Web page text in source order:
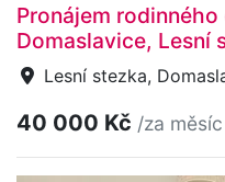
Pronájem
Domaslavice, Lesní
Lesní stezka,
40 000 Kč /za měsíc